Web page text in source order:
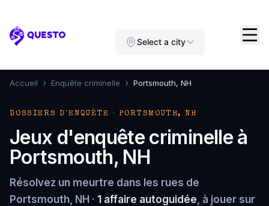
Questo Select a city
Accueil › Enquête criminelle › Portsmouth, NH
DOSSIERS D'ENQUÊTE · PORTSMOUTH, NH
Jeux d'enquête criminelle à
Portsmouth, NH
Résolvez un meurtre dans les rues de
Portsmouth, NH · 1 affaire autoguidée, à jouer sur